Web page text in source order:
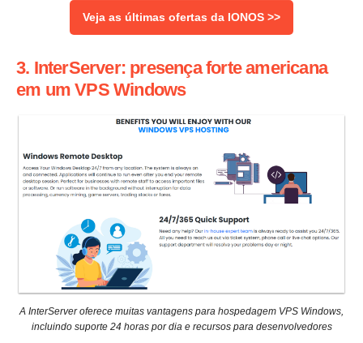
Veja as últimas ofertas da IONOS >>
3. InterServer: presença forte americana
em um VPS Windows
A InterServer oferece muitas vantagens para hospedagem VPS Windows,
incluindo suporte 24 horas por dia e recursos para desenvolvedores